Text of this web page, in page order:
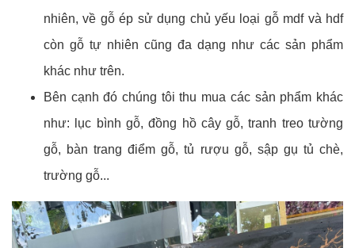
nhiên, về gỗ ép sử dụng chủ yếu loại gỗ mdf và hdf
còn gỗ tự nhiên cũng đa dạng như các sản phẩm
khác như trên.
Bên cạnh đó chúng tôi thu mua các sản phẩm khác
như: lục bình gỗ, đồng hồ cây gỗ, tranh treo tường
gỗ, bàn trang điểm gỗ, tủ rượu gỗ, sập gụ tủ chè,
trường gỗ...